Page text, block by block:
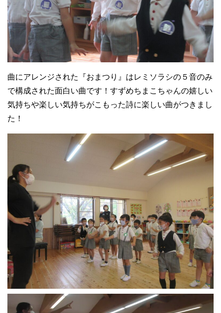
曲にアレンジされた『おまつり』はレミソラシの５音のみ
で構成された面白い曲です！すずめちまこちゃんの嬉しい
気持ちや楽しい気持ちがこもった詩に楽しい曲がつきまし
た！